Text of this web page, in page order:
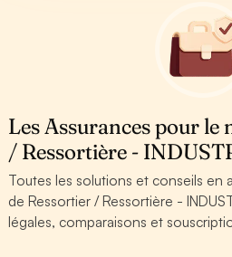
Les Assurances pour le
/ Ressortière -
Toutes les solutions et conseils en
de Ressortier / Ressortière -
légales, comparaisons et